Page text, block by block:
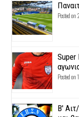
Posted
Super
Posted
Β'